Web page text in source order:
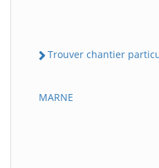
Trouver chantier
MARNE